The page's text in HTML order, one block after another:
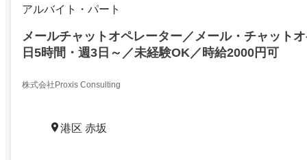
アルバイト・パート
メールチャットオペレーター／メール・チャット
日5時間・週3日～／未経験OK／時給2000円可
株式会社Proxis Consulting
港区 赤坂